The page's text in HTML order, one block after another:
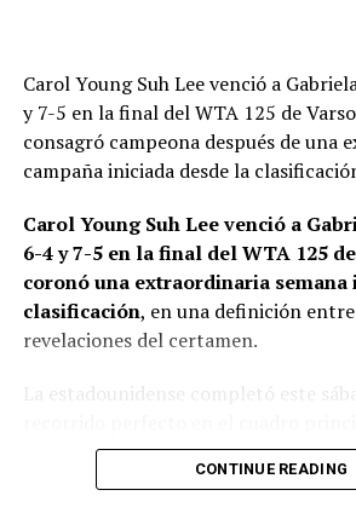
Erhard comenzó mejor y logró
por 6-3. El francés, que durante la
protagonizado la gran sorpresa al
Dzumhur, estuvo nuevamente cerca
victoria importante.
Schwaerzler consiguió equilibrar el
segundo parcial extremadamente
logró una diferencia decisiva y el
resolviendo el tie-break por 7-5.
Carol Young Suh Lee venció a
y 7-5 en la final del WTA 125 de
consagró campeona después de una
campaña iniciada desde la
Carol Young Suh Lee venció a
6-4 y 7-5 en la final del WTA 125
coronó una extraordinaria semana
clasificación, en una definición
revelaciones del certamen.
La estadounidense completó este
el campeonato después de superar
otra jugadora procedente de la qualy.
CONTINUE READING